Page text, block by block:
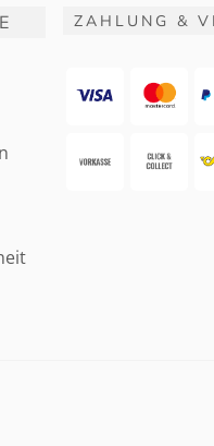
ZAHLUNG &